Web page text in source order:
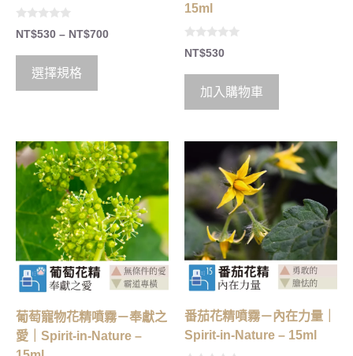
0
o
t
5
NT$530 – NT$700
選擇規格
15ml
0
o
t
5
NT$530
加入購物車
葡萄寵物花精噴霧－奉獻之
愛｜Spirit-in-Nature –
番茄花精噴霧－內在力量｜
Spirit-in-Nature – 15ml